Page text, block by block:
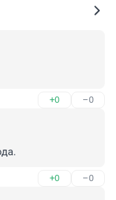
+0 –0
+0 –0